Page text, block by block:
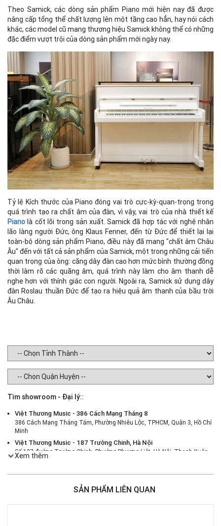
Theo Samick, các dòng sản phẩm Piano mới hiện nay đã được
nâng cấp tổng thể chất lượng lên một tầng cao hẳn, hay nói cách
khác, các model cũ mang thương hiệu Samick không thể có những
đặc điểm vượt trội của dòng sản phẩm mới ngày nay.
Tỷ lệ Kích thước của Piano đóng vai trò cực-kỳ-quan-trọng trong
quá trình tạo ra chất âm của đàn, vì vậy, vai trò của nhà thiết kế
Piano là cốt lõi trong sản xuất. Samick đã hợp tác với nghệ nhân
lão làng người Đức, ông Klaus Fenner, đến từ Đức để thiết lại lại
toàn-bộ dòng sản phẩm Piano, điều này đã mang "chất âm Châu
Âu" đến với tất cả sản phẩm của Samick, một trong những cải tiến
quan trọng của ông: căng dây đàn cao hơn mức bình thường đồng
thời làm rõ các quãng âm, quá trình này làm cho âm thanh dễ
nghe hơn với thính giác con người. Ngoài ra, Samick sử dụng dây
đàn Roslau thuần Đức để tạo ra hiệu quả âm thanh của bầu trời
Âu Châu.
Tìm showroom - Đại lý::
Việt Thương Music - 386 Cách Mạng Tháng 8
386 Cách Mạng Tháng Tám, Phường Nhiêu Lộc, TPHCM, Quận 3, Hồ Chí
Minh
Việt Thương Music - 187 Trường Chinh, Hà Nội
Số 187 đường Trường Chinh, Phường Phương Liệt, Hà Nội, Thanh Xuân ,
Hà Nội
Việt Thương Music - Crescent Mall
Xem thêm
SẢN PHẨM LIÊN QUAN